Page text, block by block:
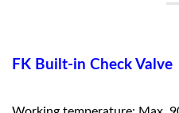
FK Built-in Check Valve